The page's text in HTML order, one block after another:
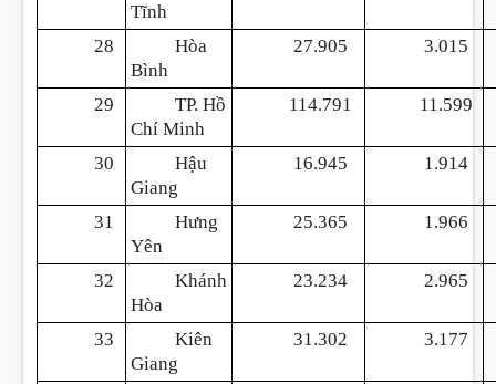
Tĩnh
28
Hòa
Bình
27.905 3.015
29
TP. Hồ
Chí Minh
114.791 11.599
30
Hậu
Giang
16.945 1.914
31
Hưng
Yên
25.365 1.966
32
Khánh
Hòa
23.234 2.965
33
Kiên
Giang
31.302 3.177